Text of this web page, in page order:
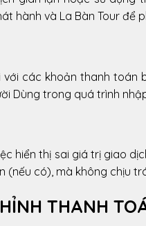
hành và La Bàn Tour để
với các khoản thanh toán
Dùng trong quá trình
hiển thị sai giá trị giao
có), mà không chịu
THANH